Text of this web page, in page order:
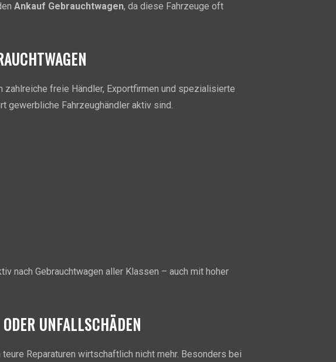
Ankauf Gebrauchtwagen, da diese Fahrzeuge oft
freie Händler, Exportfirmen und spezialisierte
gewerbliche Fahrzeughändler aktiv sind.
nach Gebrauchtwagen aller Klassen – auch mit hoher
UNFALLSCHÄDEN
Reparaturen wirtschaftlich nicht mehr. Besonders bei